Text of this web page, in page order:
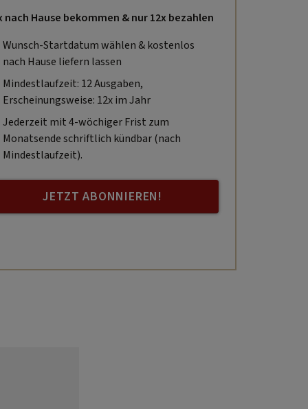
nach Hause bekommen & nur 12x bezahlen
Wunsch-Startdatum wählen & kostenlos
nach Hause liefern lassen
Mindestlaufzeit: 12 Ausgaben,
Erscheinungsweise: 12x im Jahr
Jederzeit mit 4-wöchiger Frist zum
Monatsende schriftlich kündbar (nach
Mindestlaufzeit).
JETZT ABONNIEREN!